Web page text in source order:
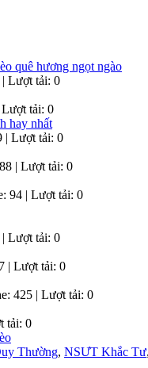
quê hương ngọt ngào
Lượt tải: 0
tải: 0
hay nhất
| Lượt tải: 0
| Lượt tải: 0
94 | Lượt tải: 0
Lượt tải: 0
| Lượt tải: 0
425 | Lượt tải: 0
tải: 0
Thường, NSƯT Khắc Tư,